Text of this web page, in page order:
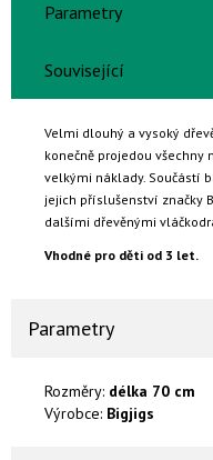
Parametry
Související
Velmi dlouhý a vysoký
konečně projedou všechny
velkými náklady. Součástí
jejich příslušenství značky
dalšími dřevěnými
Vhodné pro děti od 3 let.
Parametry
Rozměry: délka 70 cm
Výrobce: Bigjigs